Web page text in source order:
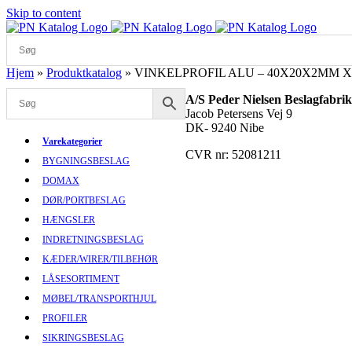
Skip to content
Hjem » Produktkatalog » VINKELPROFIL ALU – 40X20X2MM
Varekategorier
BYGNINGSBESLAG
DOMAX
DØR/PORTBESLAG
HÆNGSLER
INDRETNINGSBESLAG
KÆDER/WIRER/TILBEHØR
LÅSESORTIMENT
MØBEL/TRANSPORTHJUL
PROFILER
SIKRINGSBESLAG
A/S Peder Nielsen Beslagfabrik
Jacob Petersens Vej 9
DK- 9240 Nibe
CVR nr: 52081211